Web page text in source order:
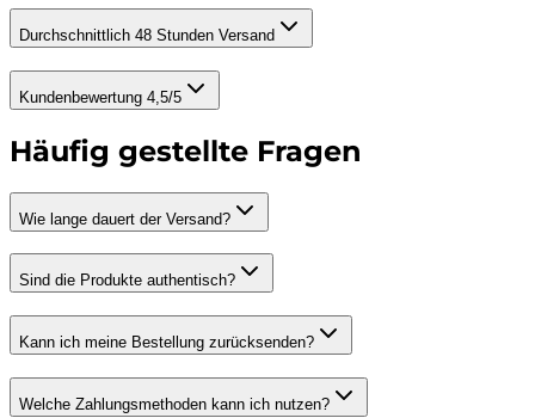
Durchschnittlich 48 Stunden Versand
Kundenbewertung 4,5/5
Häufig gestellte Fragen
Wie lange dauert der Versand?
Sind die Produkte authentisch?
Kann ich meine Bestellung zurücksenden?
Welche Zahlungsmethoden kann ich nutzen?